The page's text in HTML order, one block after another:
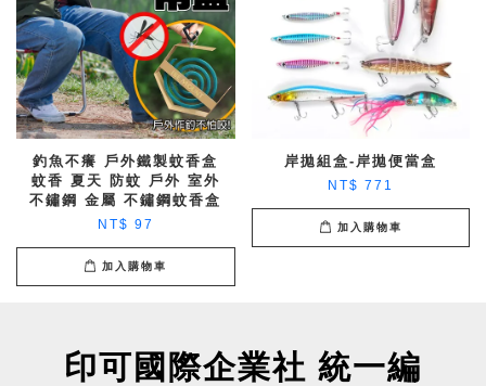
釣魚不癢 戶外鐵製蚊香盒
蚊香 夏天 防蚊 戶外 室外
不鏽鋼 金屬 不鏽鋼蚊香盒
NT$ 97
加入購物車
岸拋組盒-岸拋便當盒
NT$ 771
加入購物車
印可國際企業社 統一編